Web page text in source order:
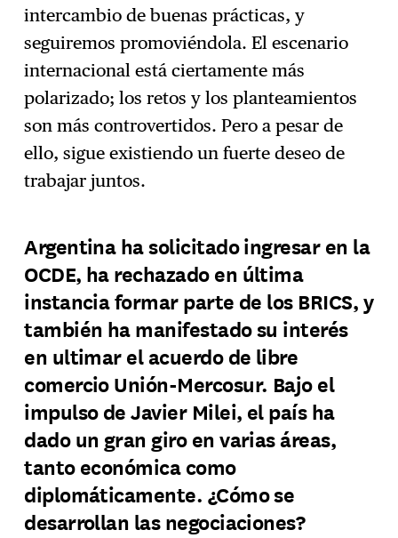
intercambio de buenas prácticas, y
seguiremos promoviéndola. El escenario
internacional está ciertamente más
polarizado; los retos y los planteamientos
son más controvertidos. Pero a pesar de
ello, sigue existiendo un fuerte deseo de
trabajar juntos.
Argentina ha solicitado ingresar en la
OCDE, ha rechazado en última
instancia formar parte de los BRICS, y
también ha manifestado su interés
en ultimar el acuerdo de libre
comercio Unión-Mercosur. Bajo el
impulso de Javier Milei, el país ha
dado un gran giro en varias áreas,
tanto económica como
diplomáticamente. ¿Cómo se
desarrollan las negociaciones?